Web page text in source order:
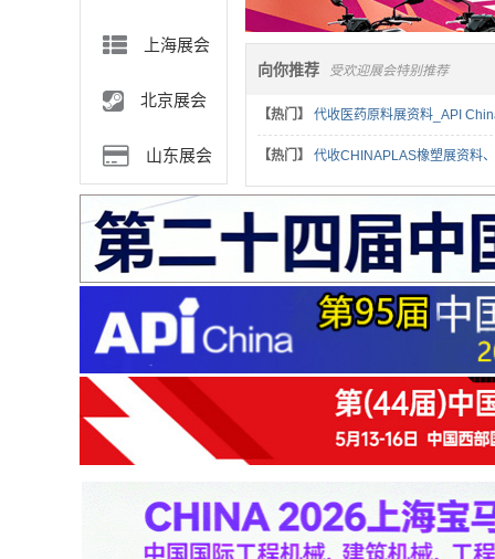
上海展会
北京展会
山东展会
向你推荐 受欢迎展会特别推荐
【热门】 代收医药原料展资料_API
【热门】 代收CHINAPLAS橡塑展资料
【热门】 代收药机展资料_CIPM中国国
【热门】 全国展会资料代收|会展名片
【热门】 代收CMEF医博会资料、
代收美博会资料_CIBE广州美
获取展会资料展商名录的需
选择198代收展会资料网，